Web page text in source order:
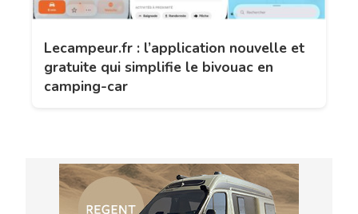
Lecampeur.fr : l’application nouvelle et
gratuite qui simplifie le bivouac en
camping-car